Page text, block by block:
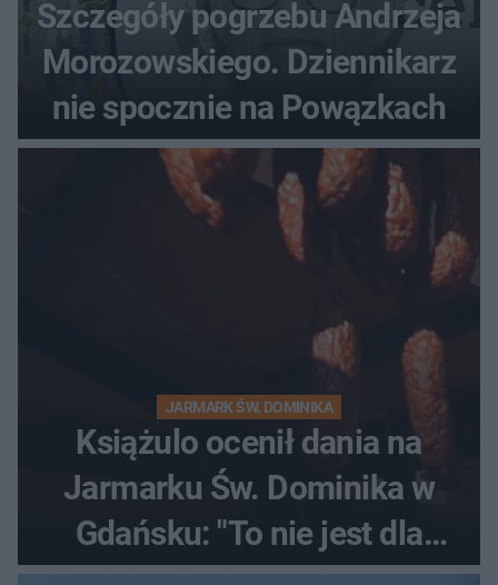
Szczegóły pogrzebu Andrzeja
Morozowskiego. Dziennikarz
nie spocznie na Powązkach
JARMARK ŚW. DOMINIKA
Książulo ocenił dania na
Jarmarku Św. Dominika w
Gdańsku: "To nie jest dla